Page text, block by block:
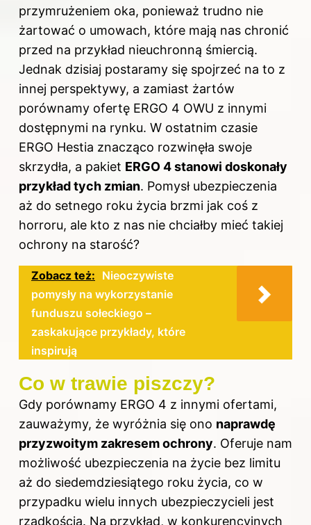
przymrużeniem oka, ponieważ trudno nie
żartować o umowach, które mają nas chronić
przed na przykład nieuchronną śmiercią.
Jednak dzisiaj postaramy się spojrzeć na to z
innej perspektywy, a zamiast żartów
porównamy ofertę ERGO 4 OWU z innymi
dostępnymi na rynku. W ostatnim czasie
ERGO Hestia znacząco rozwinęła swoje
skrzydła, a pakiet ERGO 4 stanowi doskonały
przykład tych zmian. Pomysł ubezpieczenia
aż do setnego roku życia brzmi jak coś z
horroru, ale kto z nas nie chciałby mieć takiej
ochrony na starość?
Zobacz też: Nieoczywiste
pomysły na wykorzystanie
funduszu sołeckiego –
zaskakujące przykłady, które
inspirują
Co w trawie piszczy?
Gdy porównamy ERGO 4 z innymi ofertami,
zauważymy, że wyróżnia się ono naprawdę
przyzwoitym zakresem ochrony. Oferuje nam
możliwość ubezpieczenia na życie bez limitu
aż do siedemdziesiątego roku życia, co w
przypadku wielu innych ubezpieczycieli jest
rzadkością. Na przykład, w konkurencyjnych